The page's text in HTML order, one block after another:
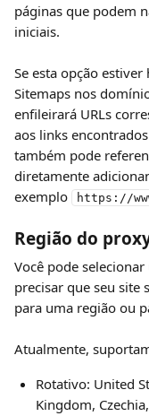
páginas que podem
iniciais.
Se esta opção
Sitemaps nos
enfileirará URLs
aos links
também pode
diretamente
exemplo
https://
Região do
Você pode
precisar que seu
para uma região ou
Atualmente,
Rotativo: United
Kingdom,